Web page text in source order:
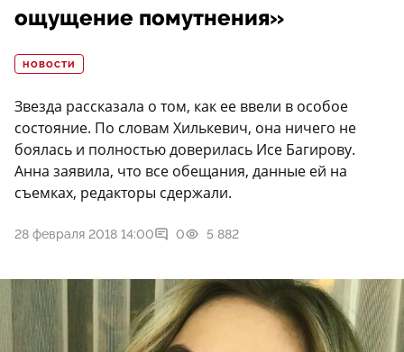
ощущение помутнения»
НОВОСТИ
Звезда рассказала о том, как ее ввели в особое
состояние. По словам Хилькевич, она ничего не
боялась и полностью доверилась Исе Багирову.
Анна заявила, что все обещания, данные ей на
съемках, редакторы сдержали.
28 февраля 2018 14:00 0 5 882